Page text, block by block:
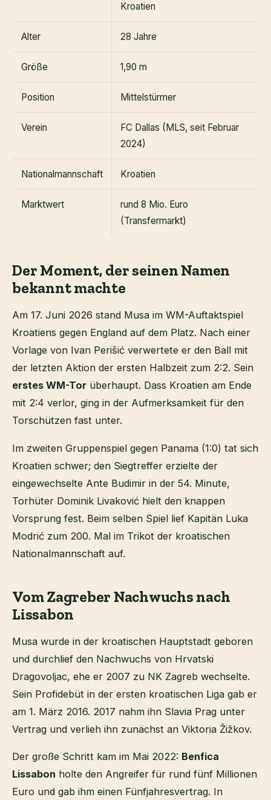
Kroatien
Alter 28 Jahre
Größe 1,90 m
Position Mittelstürmer
Verein
FC Dallas (MLS, seit Februar
2024)
Nationalmannschaft Kroatien
Marktwert
rund 8 Mio. Euro
(Transfermarkt)
Der Moment, der seinen Namen
bekannt machte
Am 17. Juni 2026 stand Musa im WM-Auftaktspiel
Kroatiens gegen England auf dem Platz. Nach einer
Vorlage von Ivan Perišić verwertete er den Ball mit
der letzten Aktion der ersten Halbzeit zum 2:2. Sein
erstes WM-Tor überhaupt. Dass Kroatien am Ende
mit 2:4 verlor, ging in der Aufmerksamkeit für den
Torschützen fast unter.
Im zweiten Gruppenspiel gegen Panama (1:0) tat sich
Kroatien schwer; den Siegtreffer erzielte der
eingewechselte Ante Budimir in der 54. Minute,
Torhüter Dominik Livaković hielt den knappen
Vorsprung fest. Beim selben Spiel lief Kapitän Luka
Modrić zum 200. Mal im Trikot der kroatischen
Nationalmannschaft auf.
Vom Zagreber Nachwuchs nach
Lissabon
Musa wurde in der kroatischen Hauptstadt geboren
und durchlief den Nachwuchs von Hrvatski
Dragovoljac, ehe er 2007 zu NK Zagreb wechselte.
Sein Profidebüt in der ersten kroatischen Liga gab er
am 1. März 2016. 2017 nahm ihn Slavia Prag unter
Vertrag und verlieh ihn zunächst an Viktoria Žižkov.
Der große Schritt kam im Mai 2022: Benfica
Lissabon holte den Angreifer für rund fünf Millionen
Euro und gab ihm einen Fünfjahresvertrag. In